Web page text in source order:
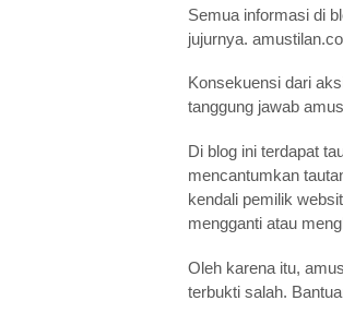
Semua informasi di
jujurnya.
Konsekuensi dari
tanggung jawab
Di blog ini terdapat
mencantumkan
kendali pemilik
mengganti atau
Oleh karena itu,
terbukti salah.